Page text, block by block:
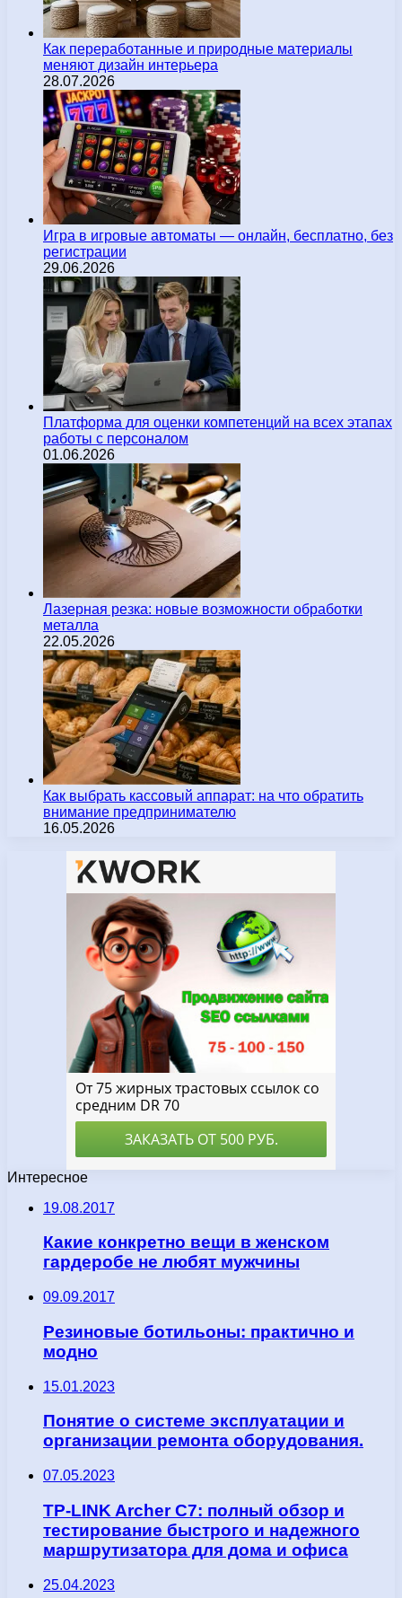
Как переработанные и природные материалы
меняют дизайн интерьера
28.07.2026
Игра в игровые автоматы — онлайн, бесплатно, без
регистрации
29.06.2026
Платформа для оценки компетенций на всех этапах
работы с персоналом
01.06.2026
Лазерная резка: новые возможности обработки
металла
22.05.2026
Как выбрать кассовый аппарат: на что обратить
внимание предпринимателю
16.05.2026
Интересное
19.08.2017
Какие конкретно вещи в женском
гардеробе не любят мужчины
09.09.2017
Резиновые ботильоны: практично и
модно
15.01.2023
Понятие о системе эксплуатации и
организации ремонта оборудования.
07.05.2023
TP-LINK Archer C7: полный обзор и
тестирование быстрого и надежного
маршрутизатора для дома и офиса
25.04.2023